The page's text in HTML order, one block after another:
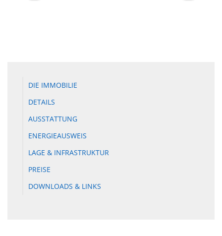
DIE IMMOBILIE
DETAILS
AUSSTATTUNG
ENERGIEAUSWEIS
LAGE & INFRASTRUKTUR
PREISE
DOWNLOADS & LINKS